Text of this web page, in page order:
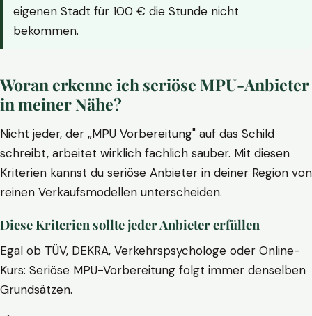
eigenen Stadt für 100 € die Stunde nicht
bekommen.
Woran erkenne ich seriöse MPU-Anbieter
in meiner Nähe?
Nicht jeder, der „MPU Vorbereitung" auf das Schild
schreibt, arbeitet wirklich fachlich sauber. Mit diesen
Kriterien kannst du seriöse Anbieter in deiner Region von
reinen Verkaufsmodellen unterscheiden.
Diese Kriterien sollte jeder Anbieter erfüllen
Egal ob TÜV, DEKRA, Verkehrspsychologe oder Online-
Kurs: Seriöse MPU-Vorbereitung folgt immer denselben
Grundsätzen.